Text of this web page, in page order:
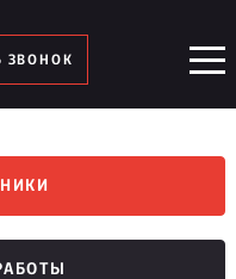
ЗВОНОК